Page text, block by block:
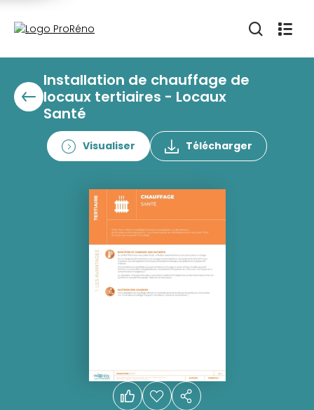
Installation de chauffage de
locaux tertiaires - Locaux
Santé
Visualiser Télécharger